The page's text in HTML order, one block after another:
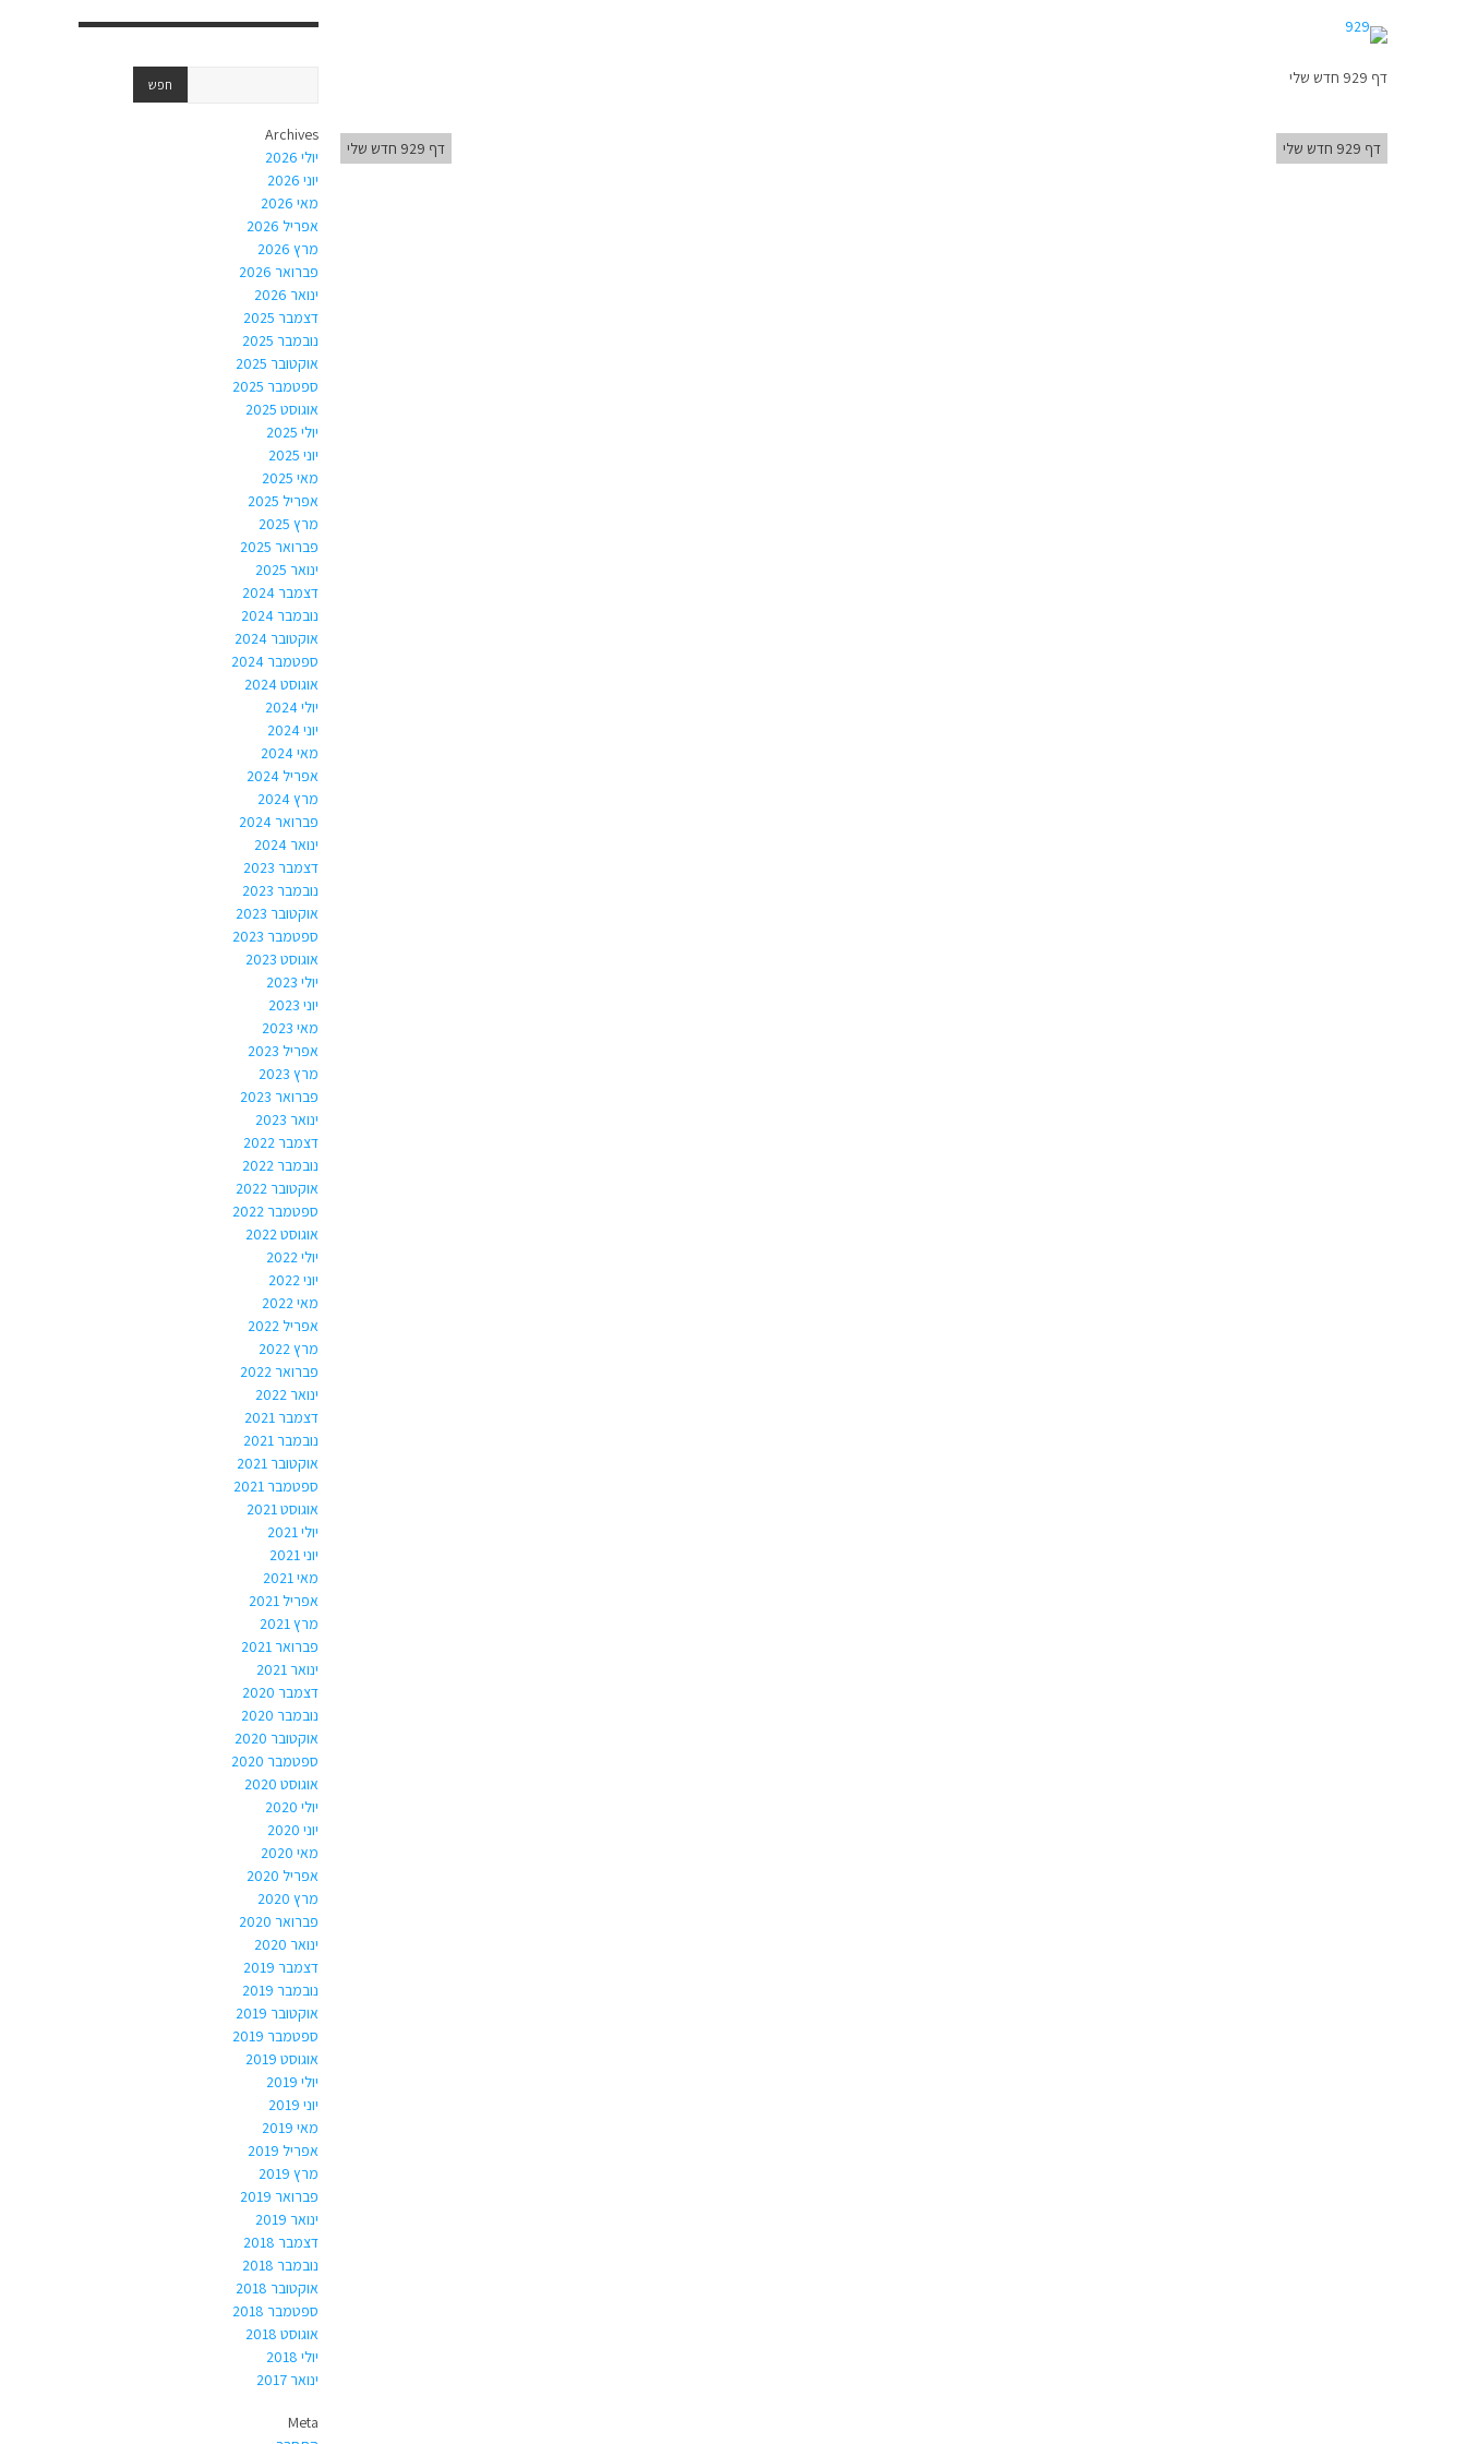
דף 929 חדש שלי
דף 929 חדש שלי דף 929 חדש שלי
Archives
יולי 2026
יוני 2026
מאי 2026
אפריל 2026
מרץ 2026
פברואר 2026
ינואר 2026
דצמבר 2025
נובמבר 2025
אוקטובר 2025
ספטמבר 2025
אוגוסט 2025
יולי 2025
יוני 2025
מאי 2025
אפריל 2025
מרץ 2025
פברואר 2025
ינואר 2025
דצמבר 2024
נובמבר 2024
אוקטובר 2024
ספטמבר 2024
אוגוסט 2024
יולי 2024
יוני 2024
מאי 2024
אפריל 2024
מרץ 2024
פברואר 2024
ינואר 2024
דצמבר 2023
נובמבר 2023
אוקטובר 2023
ספטמבר 2023
אוגוסט 2023
יולי 2023
יוני 2023
מאי 2023
אפריל 2023
מרץ 2023
פברואר 2023
ינואר 2023
דצמבר 2022
נובמבר 2022
אוקטובר 2022
ספטמבר 2022
אוגוסט 2022
יולי 2022
יוני 2022
מאי 2022
אפריל 2022
מרץ 2022
פברואר 2022
ינואר 2022
דצמבר 2021
נובמבר 2021
אוקטובר 2021
ספטמבר 2021
אוגוסט 2021
יולי 2021
יוני 2021
מאי 2021
אפריל 2021
מרץ 2021
פברואר 2021
ינואר 2021
דצמבר 2020
נובמבר 2020
אוקטובר 2020
ספטמבר 2020
אוגוסט 2020
יולי 2020
יוני 2020
מאי 2020
אפריל 2020
מרץ 2020
פברואר 2020
ינואר 2020
דצמבר 2019
נובמבר 2019
אוקטובר 2019
ספטמבר 2019
אוגוסט 2019
יולי 2019
יוני 2019
מאי 2019
אפריל 2019
מרץ 2019
פברואר 2019
ינואר 2019
דצמבר 2018
נובמבר 2018
אוקטובר 2018
ספטמבר 2018
אוגוסט 2018
יולי 2018
ינואר 2017
Meta